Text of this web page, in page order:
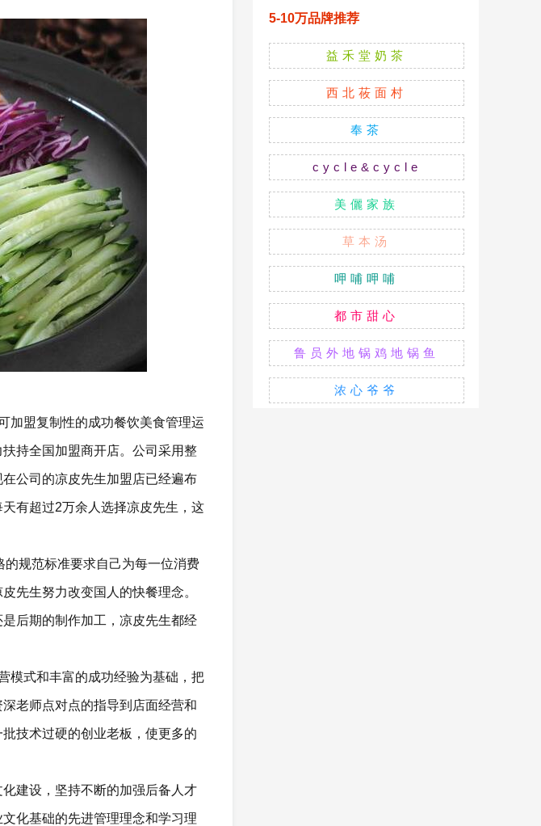
加盟复制性的成功餐饮美食管理运
持全国加盟商开店。公司采用整
公司的凉皮先生加盟店已经遍布
有超过2万余人选择凉皮先生，这
的规范标准要求自己为每一位消费
先生努力改变国人的快餐理念。
后期的制作加工，凉皮先生都经
模式和丰富的成功经验为基础，把
老师点对点的指导到店面经营和
技术过硬的创业老板，使更多的
建设，坚持不断的加强后备人才
化基础的先进管理理念和学习理
5-10万品牌推荐
益禾堂奶茶
西北莜面村
奉茶
cycle&cycle
美儷家族
草本汤
呷哺呷哺
都市甜心
鲁员外地锅鸡地锅鱼
浓心爷爷